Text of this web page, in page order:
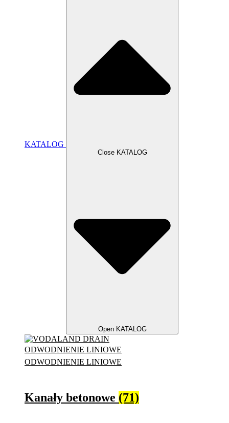
KATALOG
Close KATALOG
Open KATALOG
ODWODNIENIE LINIOWE
ODWODNIENIE LINIOWE
Kanały betonowe (71)